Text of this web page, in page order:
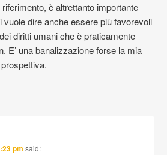
è altrettanto importante
dire anche essere più favorevoli
diritti umani che è praticamente
E’ una banalizzazione forse la mia
pm said: